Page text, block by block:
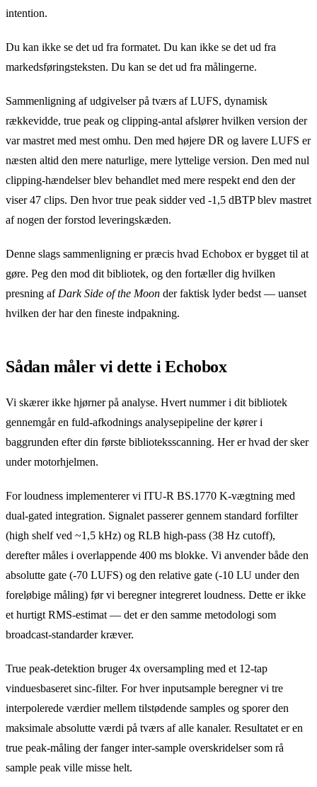
intention.
Du kan ikke se det ud fra formatet. Du kan ikke se det ud fra
markedsføringsteksten. Du kan se det ud fra målingerne.
Sammenligning af udgivelser på tværs af LUFS, dynamisk
rækkevidde, true peak og clipping-antal afslører hvilken version der
var mastret med mest omhu. Den med højere DR og lavere LUFS er
næsten altid den mere naturlige, mere lyttelige version. Den med nul
clipping-hændelser blev behandlet med mere respekt end den der
viser 47 clips. Den hvor true peak sidder ved -1,5 dBTP blev mastret
af nogen der forstod leveringskæden.
Denne slags sammenligning er præcis hvad Echobox er bygget til at
gøre. Peg den mod dit bibliotek, og den fortæller dig hvilken
presning af Dark Side of the Moon der faktisk lyder bedst — uanset
hvilken der har den fineste indpakning.
Sådan måler vi dette i Echobox
Vi skærer ikke hjørner på analyse. Hvert nummer i dit bibliotek
gennemgår en fuld-afkodnings analysepipeline der kører i
baggrunden efter din første biblioteksscanning. Her er hvad der sker
under motorhjelmen.
For loudness implementerer vi ITU-R BS.1770 K-vægtning med
dual-gated integration. Signalet passerer gennem standard forfilter
(high shelf ved ~1,5 kHz) og RLB high-pass (38 Hz cutoff),
derefter måles i overlappende 400 ms blokke. Vi anvender både den
absolutte gate (-70 LUFS) og den relative gate (-10 LU under den
foreløbige måling) før vi beregner integreret loudness. Dette er ikke
et hurtigt RMS-estimat — det er den samme metodologi som
broadcast-standarder kræver.
True peak-detektion bruger 4x oversampling med et 12-tap
vinduesbaseret sinc-filter. For hver inputsample beregner vi tre
interpolerede værdier mellem tilstødende samples og sporer den
maksimale absolutte værdi på tværs af alle kanaler. Resultatet er en
true peak-måling der fanger inter-sample overskridelser som rå
sample peak ville misse helt.